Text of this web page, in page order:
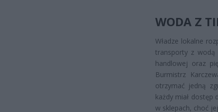
WODA Z
Władze lokalne
transporty z wodą
handlowej oraz
Burmistrz
otrzymać jedną
każdy miał dostęp
w sklepach, choć